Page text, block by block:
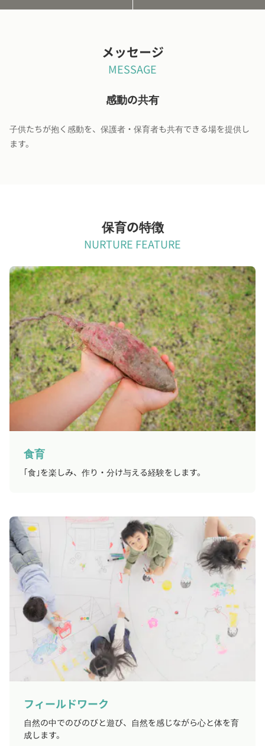
メッセージ
MESSAGE
感動の共有
子供たちが抱く感動を、保護者・保育者も共有できる場を提供し
ます。
保育の特徴
NURTURE FEATURE
食育
｢食｣を楽しみ、作り・分け与える経験をします。
フィールドワーク
自然の中でのびのびと遊び、自然を感じながら心と体を育
成します。